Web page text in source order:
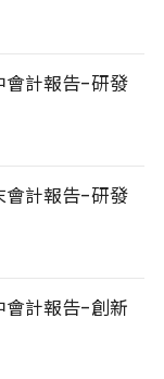
會計報告-研發
會計報告-研發
會計報告-創新